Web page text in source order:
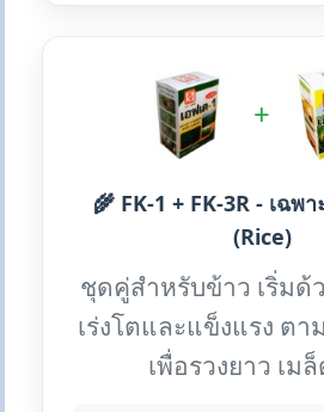
+
🌾 FK-1 + FK-3R - เฉพ
(Rice)
ชุดคู่สำหรับข้าว เริ่มด้
เร่งโตและแข็งแรง ตา
เพื่อรวงยาว เม